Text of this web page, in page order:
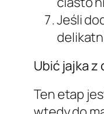
Jeśli
Ubić jajka z
Ten etap